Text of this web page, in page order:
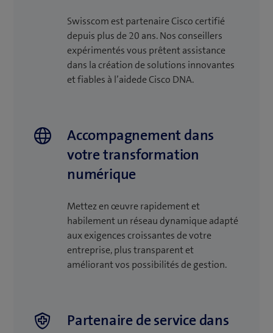
Swisscom est partenaire Cisco certifié
depuis plus de 20 ans. Nos conseillers
expérimentés vous prêtent assistance
dans la création de solutions innovantes
et fiables à l’aidede Cisco DNA.
Accompagnement dans
votre transformation
numérique
Mettez en œuvre rapidement et
habilement un réseau dynamique adapté
aux exigences croissantes de votre
entreprise, plus transparent et
améliorant vos possibilités de gestion.
Partenaire de service dans